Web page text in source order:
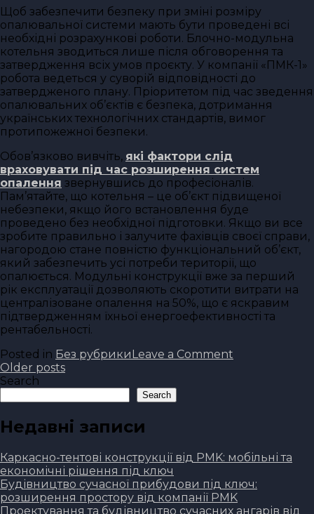
Щоб забезпечити безпеку при зміні розміру
опалювальної системи мають бути проведені всі
необхідні розрахункові роботи. Блочно-модульна
котельня зводиться лише після обговорення та
затвердження всіх умов проєкту. У компанії «ПМК-1»
робота ведеться у суворій відповідності до
затвердженого плану. Пріоритетом під час зведення
опалювальних об’єктів є безпека, дотримання
українських технологічних стандартів, вимог
протипожежної безпеки.
Обов’язково вивчіть, які фактори слід
враховувати під час розширення систем
опалення звернувшись до професіоналів.
Пам’ятайте, що котельня – це об’єкт підвищеної
небезпеки, якщо його встановлення буде
проведено без необхідної підготовки. Якщо ви все
зробите правильно і залучите фахівців своєї справи,
нагородою стане повністю функціональний об’єкт,
який забезпечить усі потреби території, що
опалюється. Модульні конструкції вже за перший
рік експлуатації дозволяють скоротити витрати на
централізоване опалення на 50%, що є яскравим
підтвердженням їхньої енергоефективності та
рентабельності.
Posted in Без рубрикиLeave a Comment
модульних
котелень.
Posts
navigation
Older posts
Search
Search
Недавні записи
Каркасно-тентові конструкції від PMK: мобільні та
економічні рішення під ключ
Будівництво сучасної прибудови під ключ:
розширення простору від компанії PMK
Проектування та будівництво сучасних ангарів від